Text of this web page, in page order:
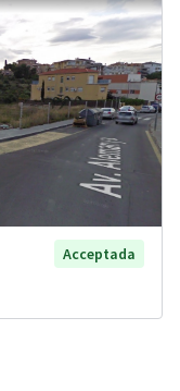
Acceptada